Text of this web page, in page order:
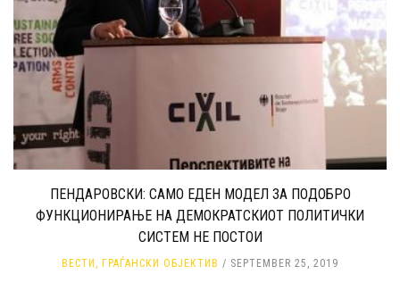
ПЕНДАРОВСКИ: САМО ЕДЕН МОДЕЛ ЗА ПОДОБРО
ФУНКЦИОНИРАЊЕ НА ДЕМОКРАТСКИОТ ПОЛИТИЧКИ
СИСТЕМ НЕ ПОСТОИ
ВЕСТИ ГРАЃАНСКИ ОБЈЕКТИВ SEPTEMBER 25, 2019